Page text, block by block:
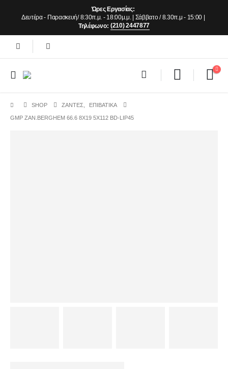
Ώρες Εργασίας:
Δευτέρα - Παρασκευή/ 8:30π.μ. - 18:00μ.μ. | Σάββατο / 8.30π.μ - 15:00 |
Τηλέφωνο: (210) 2447877
SHOP ΖΆΝΤΕΣ ΕΠΙΒΑΤΙΚΑ
GMP ZAN.BERGHEM 66.6 8X19 5X112 BD-LIP45